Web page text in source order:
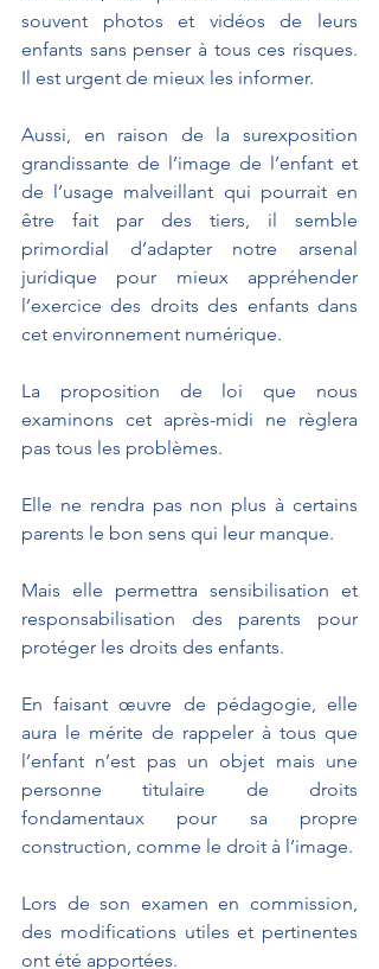
souvent photos et vidéos de leurs
enfants sans penser à tous ces risques.
Il est urgent de mieux les informer.
Aussi, en raison de la surexposition
grandissante de l’image de l’enfant et
de l’usage malveillant qui pourrait en
être fait par des tiers, il semble
primordial d’adapter notre arsenal
juridique pour mieux appréhender
l’exercice des droits des enfants dans
cet environnement numérique.
La proposition de loi que nous
examinons cet après-midi ne règlera
pas tous les problèmes.
Elle ne rendra pas non plus à certains
parents le bon sens qui leur manque.
Mais elle permettra sensibilisation et
responsabilisation des parents pour
protéger les droits des enfants.
En faisant œuvre de pédagogie, elle
aura le mérite de rappeler à tous que
l’enfant n’est pas un objet mais une
personne titulaire de droits
fondamentaux pour sa propre
construction, comme le droit à l’image.
Lors de son examen en commission,
des modifications utiles et pertinentes
ont été apportées.